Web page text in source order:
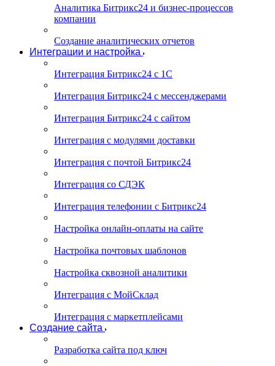
Аналитика Битрикс24 и бизнес-процессов
компании
Создание аналитических отчетов
Интеграции и настройка
Интеграция Битрикс24 с 1С
Интеграция Битрикс24 с мессенджерами
Интеграция Битрикс24 с сайтом
Интеграция с модулями доставки
Интеграция с почтой Битрикс24
Интеграция со СДЭК
Интеграция телефонии с Битрикс24
Настройка онлайн-оплаты на сайте
Настройка почтовых шаблонов
Настройка сквозной аналитики
Интеграция с МойСклад
Интеграция с маркетплейсами
Создание сайта
Разработка сайта под ключ